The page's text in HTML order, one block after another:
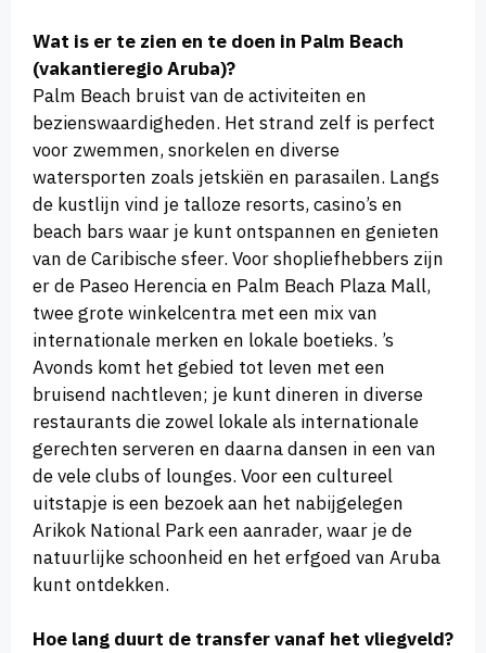
Wat is er te zien en te doen in Palm Beach
(vakantieregio Aruba)?
Palm Beach bruist van de activiteiten en
bezienswaardigheden. Het strand zelf is perfect
voor zwemmen, snorkelen en diverse
watersporten zoals jetskiën en parasailen. Langs
de kustlijn vind je talloze resorts, casino’s en
beach bars waar je kunt ontspannen en genieten
van de Caribische sfeer. Voor shopliefhebbers zijn
er de Paseo Herencia en Palm Beach Plaza Mall,
twee grote winkelcentra met een mix van
internationale merken en lokale boetieks. ’s
Avonds komt het gebied tot leven met een
bruisend nachtleven; je kunt dineren in diverse
restaurants die zowel lokale als internationale
gerechten serveren en daarna dansen in een van
de vele clubs of lounges. Voor een cultureel
uitstapje is een bezoek aan het nabijgelegen
Arikok National Park een aanrader, waar je de
natuurlijke schoonheid en het erfgoed van Aruba
kunt ontdekken.
Hoe lang duurt de transfer vanaf het vliegveld?